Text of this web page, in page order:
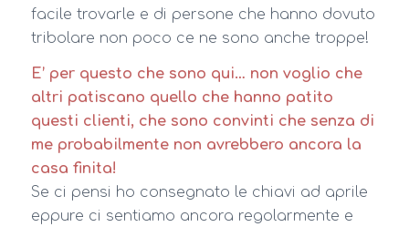
facile trovarle e di persone che hanno dovuto
tribolare non poco ce ne sono anche troppe!
E’ per questo che sono qui… non voglio che
altri patiscano quello che hanno patito
questi clienti, che sono convinti che senza di
me probabilmente non avrebbero ancora la
casa finita!
Se ci pensi ho consegnato le chiavi ad aprile
eppure ci sentiamo ancora regolarmente e